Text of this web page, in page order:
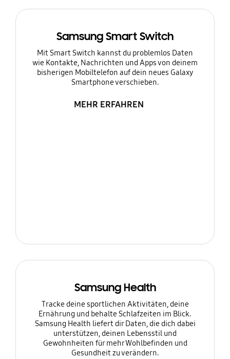
Samsung Smart Switch
Mit Smart Switch kannst du problemlos Daten
wie Kontakte, Nachrichten und Apps von deinem
bisherigen Mobiltelefon auf dein neues Galaxy
Smartphone verschieben.
MEHR ERFAHREN
Samsung Health
Tracke deine sportlichen Aktivitäten, deine
Ernährung und behalte Schlafzeiten im Blick.
Samsung Health liefert dir Daten, die dich dabei
unterstützen, deinen Lebensstil und
Gewohnheiten für mehr Wohlbefinden und
Gesundheit zu verändern.